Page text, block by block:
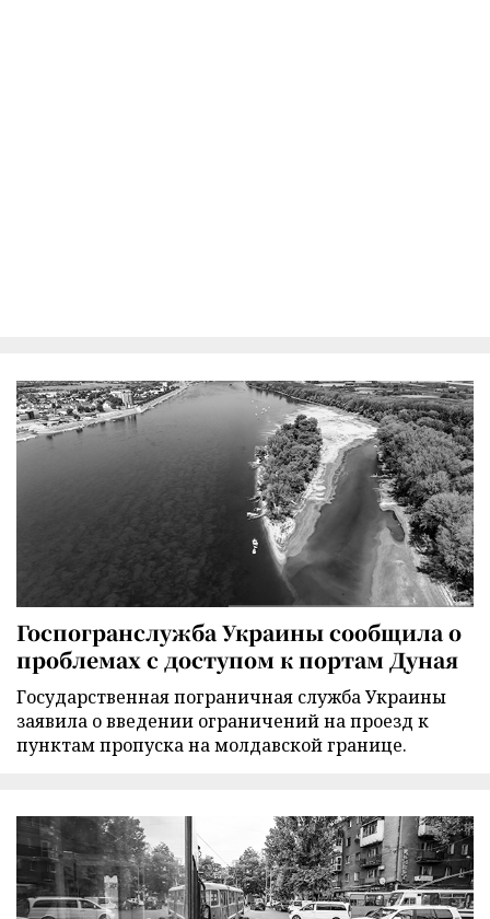
Госпогранслужба Украины сообщила о
проблемах с доступом к портам Дуная
Государственная пограничная служба Украины
заявила о введении ограничений на проезд к
пунктам пропуска на молдавской границе.